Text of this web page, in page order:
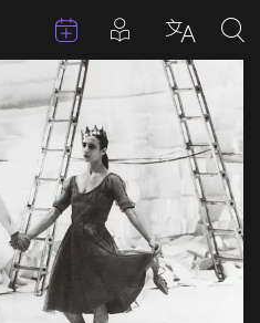
TermineBeiträge in